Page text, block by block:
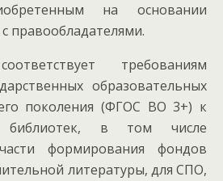
на основании
правообладателями.
требованиям
образовательных
поколения (ФГОС ВО 3+) к
библиотек, в том числе
формирования фондов
литературы, для СПО,